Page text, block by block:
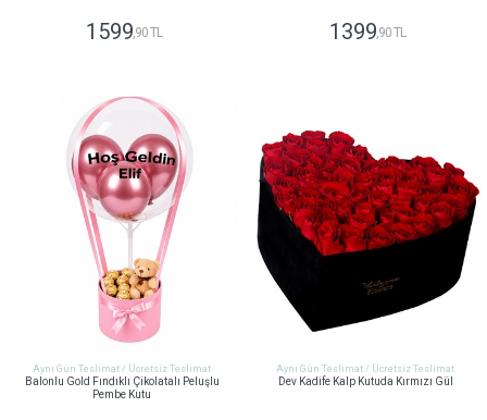
1599,90 TL 1399,90 TL
Aynı Gün Teslimat / Ücretsiz Teslimat
Balonlu Gold Fındıklı Çikolatalı Peluşlu
Pembe Kutu
Aynı Gün Teslimat / Ücretsiz Teslimat
Dev Kadife Kalp Kutuda Kırmızı Gül